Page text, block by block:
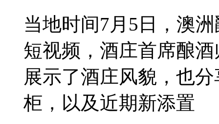
当地时间7月5日，澳
短视频，酒庄首席酿酒
展示了酒庄风貌，也
柜，以及近期新添置